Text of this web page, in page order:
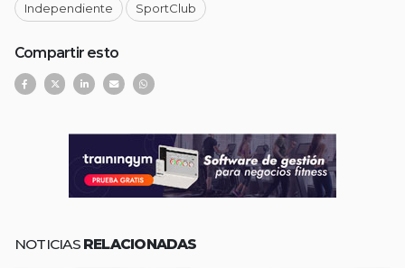
Independiente SportClub
Compartir esto
NOTICIAS RELACIONADAS